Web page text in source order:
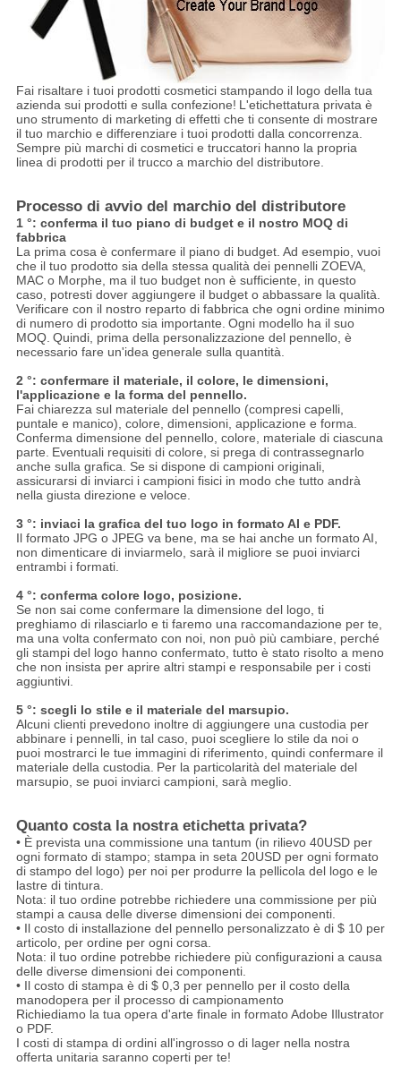
Fai risaltare i tuoi prodotti cosmetici stampando il logo della tua
azienda sui prodotti e sulla confezione! L'etichettatura privata è
uno strumento di marketing di effetti che ti consente di mostrare
il tuo marchio e differenziare i tuoi prodotti dalla concorrenza.
Sempre più marchi di cosmetici e truccatori hanno la propria
linea di prodotti per il trucco a marchio del distributore.
Processo di avvio del marchio del distributore
1 °: conferma il tuo piano di budget e il nostro MOQ di
fabbrica
La prima cosa è confermare il piano di budget. Ad esempio, vuoi
che il tuo prodotto sia della stessa qualità dei pennelli ZOEVA,
MAC o Morphe, ma il tuo budget non è sufficiente, in questo
caso, potresti dover aggiungere il budget o abbassare la qualità.
Verificare con il nostro reparto di fabbrica che ogni ordine minimo
di numero di prodotto sia importante. Ogni modello ha il suo
MOQ. Quindi, prima della personalizzazione del pennello, è
necessario fare un'idea generale sulla quantità.
2 °: confermare il materiale, il colore, le dimensioni,
l'applicazione e la forma del pennello.
Fai chiarezza sul materiale del pennello (compresi capelli,
puntale e manico), colore, dimensioni, applicazione e forma.
Conferma dimensione del pennello, colore, materiale di ciascuna
parte. Eventuali requisiti di colore, si prega di contrassegnarlo
anche sulla grafica. Se si dispone di campioni originali,
assicurarsi di inviarci i campioni fisici in modo che tutto andrà
nella giusta direzione e veloce.
3 °: inviaci la grafica del tuo logo in formato AI e PDF.
Il formato JPG o JPEG va bene, ma se hai anche un formato AI,
non dimenticare di inviarmelo, sarà il migliore se puoi inviarci
entrambi i formati.
4 °: conferma colore logo, posizione.
Se non sai come confermare la dimensione del logo, ti
preghiamo di rilasciarlo e ti faremo una raccomandazione per te,
ma una volta confermato con noi, non può più cambiare, perché
gli stampi del logo hanno confermato, tutto è stato risolto a meno
che non insista per aprire altri stampi e responsabile per i costi
aggiuntivi.
5 °: scegli lo stile e il materiale del marsupio.
Alcuni clienti prevedono inoltre di aggiungere una custodia per
abbinare i pennelli, in tal caso, puoi scegliere lo stile da noi o
puoi mostrarci le tue immagini di riferimento, quindi confermare il
materiale della custodia. Per la particolarità del materiale del
marsupio, se puoi inviarci campioni, sarà meglio.
Quanto costa la nostra etichetta privata?
• È prevista una commissione una tantum (in rilievo 40USD per
ogni formato di stampo; stampa in seta 20USD per ogni formato
di stampo del logo) per noi per produrre la pellicola del logo e le
lastre di tintura.
Nota: il tuo ordine potrebbe richiedere una commissione per più
stampi a causa delle diverse dimensioni dei componenti.
• Il costo di installazione del pennello personalizzato è di $ 10 per
articolo, per ordine per ogni corsa.
Nota: il tuo ordine potrebbe richiedere più configurazioni a causa
delle diverse dimensioni dei componenti.
• Il costo di stampa è di $ 0,3 per pennello per il costo della
manodopera per il processo di campionamento
Richiediamo la tua opera d'arte finale in formato Adobe Illustrator
o PDF.
I costi di stampa di ordini all'ingrosso o di lager nella nostra
offerta unitaria saranno coperti per te!